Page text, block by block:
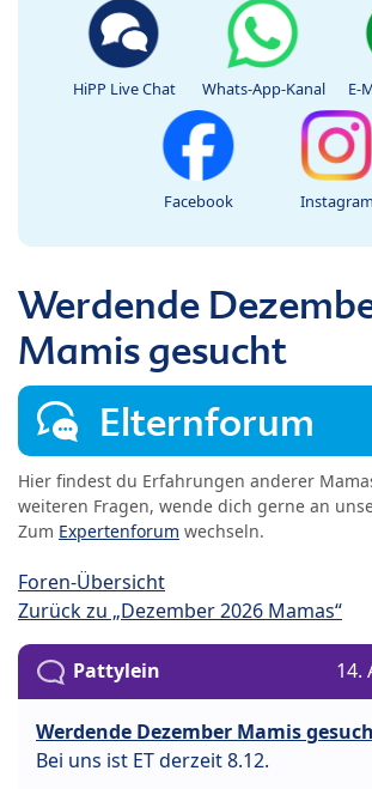
HiPP Live Chat Whats-App-Kanal E-
Facebook Instagram
Werdende
Mamis gesucht
Elternforum
Hier findest du Erfahrungen anderer
weiteren Fragen, wende dich gerne an
Zum Expertenforum wechseln.
Foren-Übersicht
Zurück zu „Dezember 2026 Mamas“
Pattylein 14.
Werdende Dezember Mamis
Bei uns ist ET derzeit 8.12.